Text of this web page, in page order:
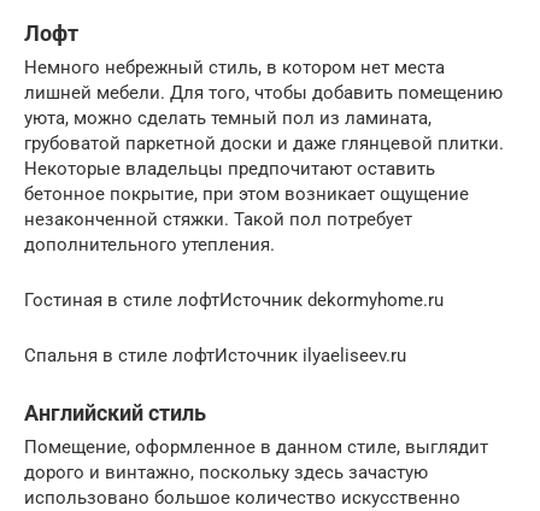
Лофт
Немного небрежный стиль, в котором нет места
лишней мебели. Для того, чтобы добавить помещению
уюта, можно сделать темный пол из ламината,
грубоватой паркетной доски и даже глянцевой плитки.
Некоторые владельцы предпочитают оставить
бетонное покрытие, при этом возникает ощущение
незаконченной стяжки. Такой пол потребует
дополнительного утепления.
Гостиная в стиле лофтИсточник dekormyhome.ru
Спальня в стиле лофтИсточник ilyaeliseev.ru
Английский стиль
Помещение, оформленное в данном стиле, выглядит
дорого и винтажно, поскольку здесь зачастую
использовано большое количество искусственно